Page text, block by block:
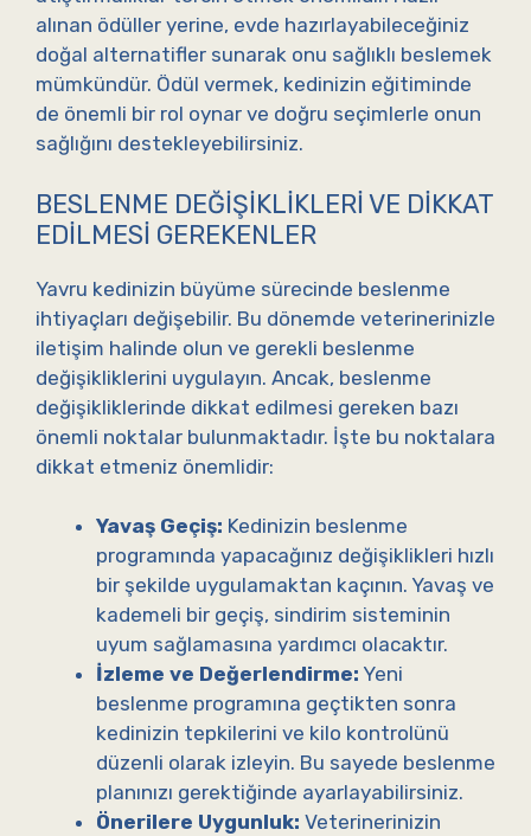
alınan ödüller yerine, evde hazırlayabileceğiniz
doğal alternatifler sunarak onu sağlıklı beslemek
mümkündür. Ödül vermek, kedinizin eğitiminde
de önemli bir rol oynar ve doğru seçimlerle onun
sağlığını destekleyebilirsiniz.
BESLENME DEĞIŞIKLIKLERI VE DIKKAT
EDILMESI GEREKENLER
Yavru kedinizin büyüme sürecinde beslenme
ihtiyaçları değişebilir. Bu dönemde veterinerinizle
iletişim halinde olun ve gerekli beslenme
değişikliklerini uygulayın. Ancak, beslenme
değişikliklerinde dikkat edilmesi gereken bazı
önemli noktalar bulunmaktadır. İşte bu noktalara
dikkat etmeniz önemlidir:
Yavaş Geçiş: Kedinizin beslenme
programında yapacağınız değişiklikleri hızlı
bir şekilde uygulamaktan kaçının. Yavaş ve
kademeli bir geçiş, sindirim sisteminin
uyum sağlamasına yardımcı olacaktır.
İzleme ve Değerlendirme: Yeni
beslenme programına geçtikten sonra
kedinizin tepkilerini ve kilo kontrolünü
düzenli olarak izleyin. Bu sayede beslenme
planınızı gerektiğinde ayarlayabilirsiniz.
Önerilere Uygunluk: Veterinerinizin